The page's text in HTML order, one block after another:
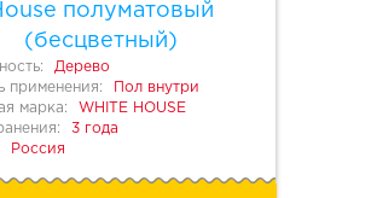
полуматовый
(бесцветный)
Дерево
применения:
Пол внутри
марка:
WHITE HOUSE
3 года
Россия